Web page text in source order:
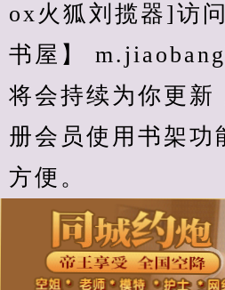
ox火狐刘揽器]访
书屋】
将会持续为你更新
册会员使用书架功
方便。